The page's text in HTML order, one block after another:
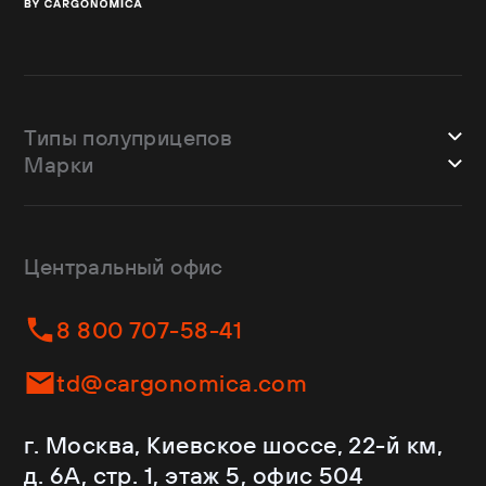
Типы полуприцепов
Шторные
Изотермы
Контейнеровозы
Самосвалы
Ломовозы
С кониками
Рефрижераторы
Марки
Dongfeng
Helfimmer
JAC
Kassbohrer
Krone
Mercedes-Benz
Центральный офис
8 800 707-58-41
td@cargonomica.com
г. Москва, Киевское шоссе, 22-й км,
д. 6А, стр. 1, этаж 5, офис 504